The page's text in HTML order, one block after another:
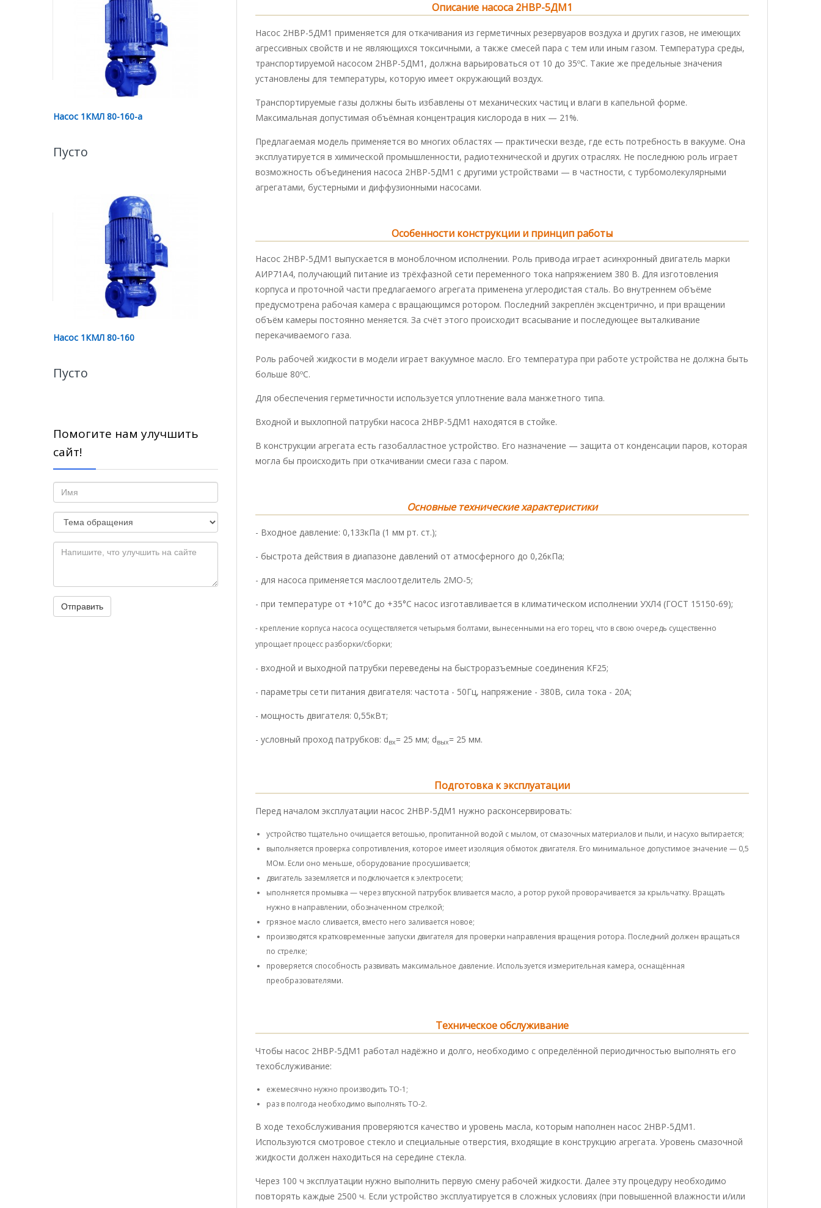
Описание насоса 2НВР-5ДМ1
Насос 2НВР-5ДМ1 применяется для откачивания из герметичных резервуаров воздуха и других газов, не имеющих
агрессивных свойств и не являющихся токсичными, а также смесей пара с тем или иным газом. Температура среды,
транспортируемой насосом 2НВР-5ДМ1, должна варьироваться от 10 до 35ºС. Такие же предельные значения
установлены для температуры, которую имеет окружающий воздух.
Транспортируемые газы должны быть избавлены от механических частиц и влаги в капельной форме.
Максимальная допустимая объёмная концентрация кислорода в них — 21%.
Предлагаемая модель применяется во многих областях — практически везде, где есть потребность в вакууме. Она
эксплуатируется в химической промышленности, радиотехнической и других отраслях. Не последнюю роль играет
возможность объединения насоса 2НВР-5ДМ1 с другими устройствами — в частности, с турбомолекулярными
агрегатами, бустерными и диффузионными насосами.
Особенности конструкции и принцип работы
Насос 2НВР-5ДМ1 выпускается в моноблочном исполнении. Роль привода играет асинхронный двигатель марки
АИР71А4, получающий питание из трёхфазной сети переменного тока напряжением 380 В. Для изготовления
корпуса и проточной части предлагаемого агрегата применена углеродистая сталь. Во внутреннем объёме
предусмотрена рабочая камера с вращающимся ротором. Последний закреплён эксцентрично, и при вращении
объём камеры постоянно меняется. За счёт этого происходит всасывание и последующее выталкивание
перекачиваемого газа.
Роль рабочей жидкости в модели играет вакуумное масло. Его температура при работе устройства не должна быть
больше 80ºС.
Для обеспечения герметичности используется уплотнение вала манжетного типа.
Входной и выхлопной патрубки насоса 2НВР-5ДМ1 находятся в стойке.
В конструкции агрегата есть газобалластное устройство. Его назначение — защита от конденсации паров, которая
могла бы происходить при откачивании смеси газа с паром.
Основные технические характеристики
- Входное давление: 0,133кПа (1 мм рт. ст.);
- быстрота действия в диапазоне давлений от атмосферного до 0,26кПа;
- для насоса применяется маслоотделитель 2МО-5;
- при температуре от +10°С до +35°С насос изготавливается в климатическом исполнении УХЛ4 (ГОСТ 15150-69);
- крепление корпуса насоса осуществляется четырьмя болтами, вынесенными на его торец, что в свою очередь существенно
упрощает процесс разборки/сборки;
- входной и выходной патрубки переведены на быстроразъемные соединения KF25;
- параметры сети питания двигателя: частота - 50Гц, напряжение - 380В, сила тока - 20А;
- мощность двигателя: 0,55кВт;
- условный проход патрубков: dвх= 25 мм; dвых= 25 мм.
Подготовка к эксплуатации
Перед началом эксплуатации насос 2НВР-5ДМ1 нужно расконсервировать:
устройство тщательно очищается ветошью, пропитанной водой с мылом, от смазочных материалов и пыли, и насухо вытирается;
выполняется проверка сопротивления, которое имеет изоляция обмоток двигателя. Его минимальное допустимое значение — 0,5
МОм. Если оно меньше, оборудование просушивается;
двигатель заземляется и подключается к электросети;
ыполняется промывка — через впускной патрубок вливается масло, а ротор рукой проворачивается за крыльчатку. Вращать
нужно в направлении, обозначенном стрелкой;
грязное масло сливается, вместо него заливается новое;
производятся кратковременные запуски двигателя для проверки направления вращения ротора. Последний должен вращаться
по стрелке;
проверяется способность развивать максимальное давление. Используется измерительная камера, оснащённая
преобразователями.
Техническое обслуживание
Чтобы насос 2НВР-5ДМ1 работал надёжно и долго, необходимо с определённой периодичностью выполнять его
техобслуживание:
ежемесячно нужно производить ТО-1;
раз в полгода необходимо выполнять ТО-2.
В ходе техобслуживания проверяются качество и уровень масла, которым наполнен насос 2НВР-5ДМ1.
Используются смотровое стекло и специальные отверстия, входящие в конструкцию агрегата. Уровень смазочной
жидкости должен находиться на середине стекла.
Через 100 ч эксплуатации нужно выполнить первую смену рабочей жидкости. Далее эту процедуру необходимо
повторять каждые 2500 ч. Если устройство эксплуатируется в сложных условиях (при повышенной влажности и/или
Насос 1КМЛ 80-160-а
Пусто
Насос 1КМЛ 80-160
Пусто
Помогите нам улучшить
сайт!
Отправить